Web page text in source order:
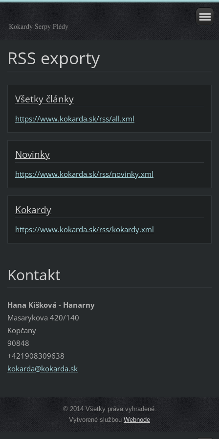
Kokardy Šerpy Plédy
RSS exporty
Všetky články
https://www.kokarda.sk/rss/all.xml
Novinky
https://www.kokarda.sk/rss/novinky.xml
Kokardy
https://www.kokarda.sk/rss/kokardy.xml
Kontakt
Hana Kišková - Hanarny
Masarykova 420/140
Kopčany
90848
+421908309638
kokarda@kokarda.sk
© 2014 Všetky práva vyhradené.
Vytvorené službou Webnode